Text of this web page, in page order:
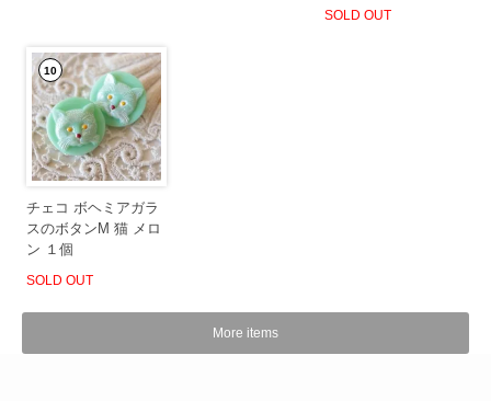
SOLD OUT
10
チェコ ボヘミアガラ
スのボタンM 猫 メロ
ン １個
SOLD OUT
More items